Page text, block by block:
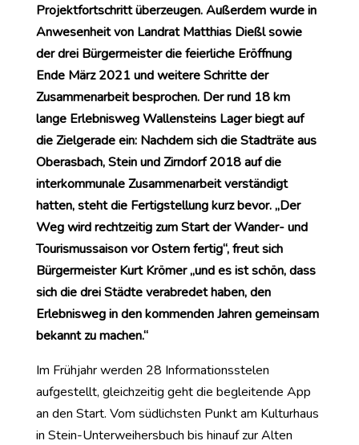
Projektfortschritt überzeugen. Außerdem wurde in
Anwesenheit von Landrat Matthias Dießl sowie
der drei Bürgermeister die feierliche Eröffnung
Ende März 2021 und weitere Schritte der
Zusammenarbeit besprochen. Der rund 18 km
lange Erlebnisweg Wallensteins Lager biegt auf
die Zielgerade ein: Nachdem sich die Stadträte aus
Oberasbach, Stein und Zirndorf 2018 auf die
interkommunale Zusammenarbeit verständigt
hatten, steht die Fertigstellung kurz bevor. „Der
Weg wird rechtzeitig zum Start der Wander- und
Tourismussaison vor Ostern fertig“, freut sich
Bürgermeister Kurt Krömer „und es ist schön, dass
sich die drei Städte verabredet haben, den
Erlebnisweg in den kommenden Jahren gemeinsam
bekannt zu machen.“
Im Frühjahr werden 28 Informationsstelen
aufgestellt, gleichzeitig geht die begleitende App
an den Start. Vom südlichsten Punkt am Kulturhaus
in Stein-Unterweihersbuch bis hinauf zur Alten